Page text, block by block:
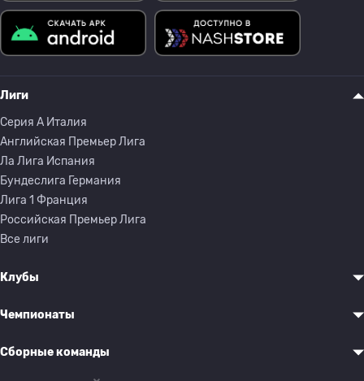
Лиги
Серия A Италия
Английская Премьер Лига
Ла Лига Испания
Бундеслига Германия
Лига 1 Франция
Российская Премьер Лига
Все лиги
Клубы
Чемпионаты
Сборные команды